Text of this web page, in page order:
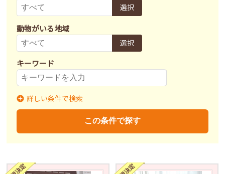
選択
動物がいる地域
選択
キーワード
募集状況
不妊去勢手術
済 未 不明
詳しい条件で検索
この条件で探す